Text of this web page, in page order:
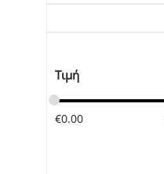
Τιμή
€0.00